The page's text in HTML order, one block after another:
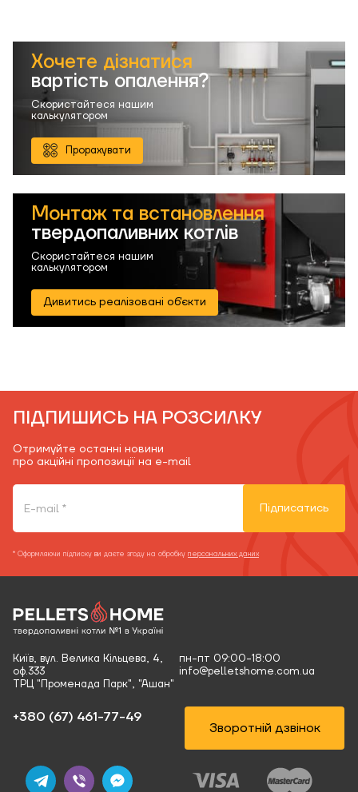
Хочете дізнатися
вартість опалення?
Скористайтеся нашим
калькулятором
Прорахувати
Монтаж та встановлення
твердопаливних котлів
Скористайтеся нашим
калькулятором
Дивитись реалізовані об'єкти
ПІДПИШИСЬ НА РОЗСИЛКУ
Отримуйте останні новини
про акційні пропозиції на e-mail
Підписатись
* Оформляючи підписку ви даєте згоду на обробку персональних даних
Київ, вул. Велика Кільцева, 4,
оф.333
ТРЦ "Променада Парк", "Ашан"
пн-пт 09:00-18:00
info@pelletshome.com.ua
+380 (67) 461-77-49‬
Зворотній дзвінок